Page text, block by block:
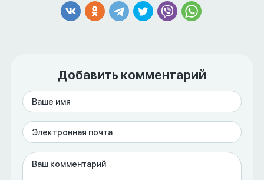
Добавить комментарий